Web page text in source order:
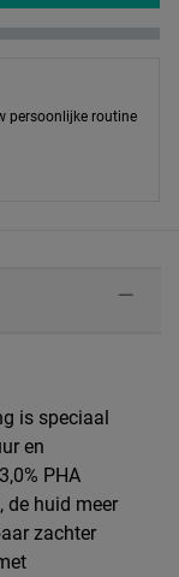
persoonlijke routine
is speciaal
en
PHA
de huid meer
zachter